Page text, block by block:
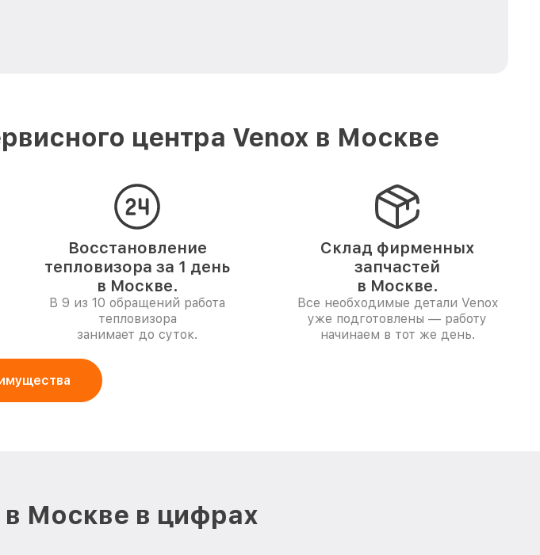
центра Venox в Москве
Восстановление
тепловизора за 1 день
в Москве.
В 9 из 10 обращений работа
тепловизора
занимает до суток.
Склад фирменных
запчастей
в Москве.
Все необходимые детали Venox
уже подготовлены — работу
начинаем в тот же день.
Москве в цифрах